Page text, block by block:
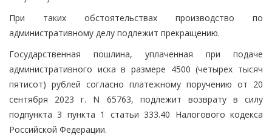
При таких обстоятельствах производство по
административному делу подлежит прекращению.
Государственная пошлина, уплаченная при подаче
административного иска в размере 4500 (четырех тысяч
пятисот) рублей согласно платежному поручению от 20
сентября 2023 г. N 65763, подлежит возврату в силу
подпункта 3 пункта 1 статьи 333.40 Налогового кодекса
Российской Федерации.